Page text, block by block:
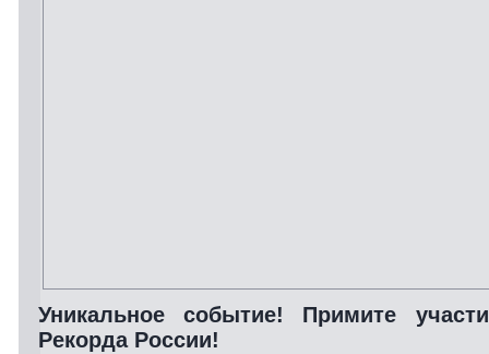
Уникальное событие! Примите
Рекорда России!